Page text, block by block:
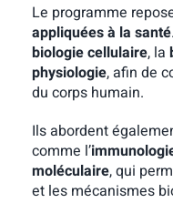
Le programme
appliquées à la santé
biologie cellulaire, la
physiologie, afin de
du corps humain.
Ils abordent
comme l’
moléculaire, qui
et les mécanismes